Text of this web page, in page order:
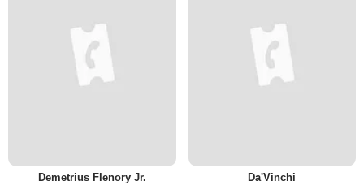
Demetrius Flenory Jr. Da'Vinchi